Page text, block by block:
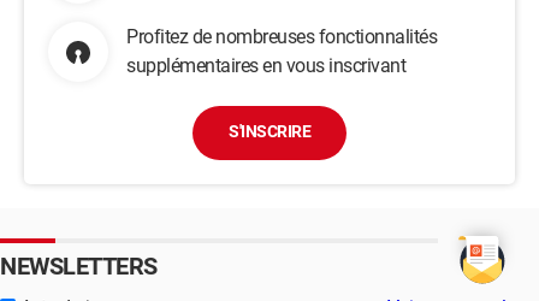
Profitez de nombreuses fonctionnalités
supplémentaires en vous inscrivant
S'INSCRIRE
NEWSLETTERS